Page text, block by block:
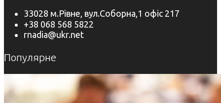
33028 м.Рівне, вул.Соборна,1 офіс 217
+38 068 568 5822
rnadia@ukr.net
Популярне